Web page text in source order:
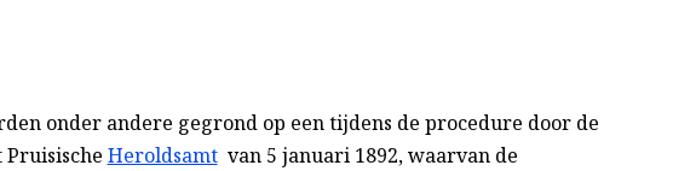
onder andere gegrond op een tijdens de procedure door de
Heroldsamtvan 5 januari 1892, waarvan de